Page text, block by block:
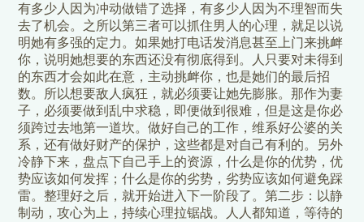
有多少人因为冲动做错了选择，有多少人因为不理智而失
去了机会。之所以第三者可以抓住男人的心理，就足以说
明她有多强的定力。如果她打电话发消息甚至上门来挑衅
你，说明她想要的东西还没有彻底得到。人只要对未得到
的东西才会如此在意，主动挑衅你，也是她们的最后招
数。所以想要敌人疯狂，就必须要让她先膨胀。那作为妻
子，必须要做到乱中求稳，即便做到很难，但是这是你必
须跨过去地第一道坎。做好自己的工作，维系好公婆的关
系，还有做好财产的保护，这些都是对自己有利的。另外
冷静下来，盘点下自己手上的资源，什么是你的优势，优
势应该如何发挥；什么是你的劣势，劣势应该如何避免踩
雷。整理好之后，就开始进入下一阶段了。第二步：以静
制动，攻心为上，持续心理拉锯战。人人都知道，等待的